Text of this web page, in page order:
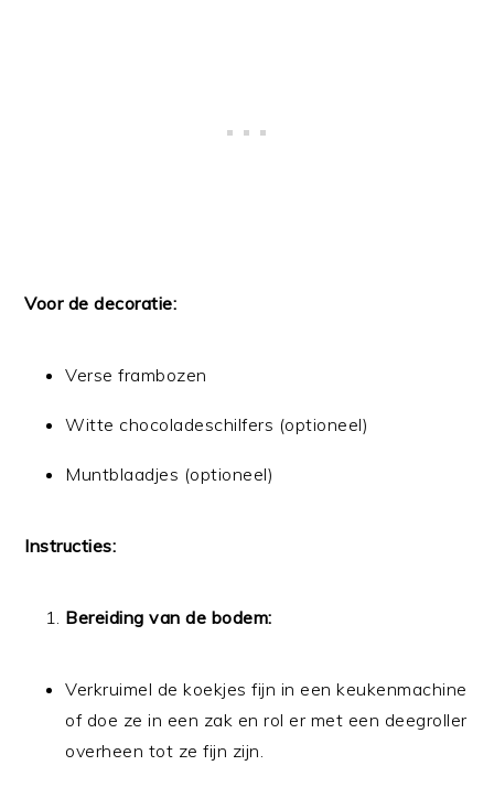
Voor de decoratie:
Verse frambozen
Witte chocoladeschilfers (optioneel)
Muntblaadjes (optioneel)
Instructies:
Bereiding van de bodem:
Verkruimel de koekjes fijn in een keukenmachine
of doe ze in een zak en rol er met een deegroller
overheen tot ze fijn zijn.